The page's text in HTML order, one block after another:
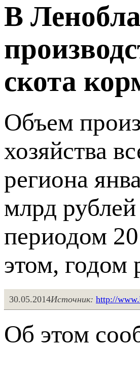
В
скота
Объем
хозяйства
региона
млрд
периодом
этом, годом
30.05.2014Источник: http://
Об этом